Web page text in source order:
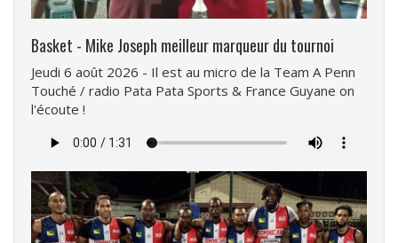
Basket - Mike Joseph meilleur marqueur du tournoi
Jeudi 6 août 2026 - Il est au micro de la Team A Penn
Touché / radio Pata Pata Sports & France Guyane on
l'écoute !
audio